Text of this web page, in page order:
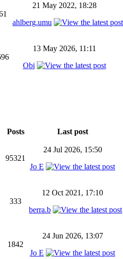
21 May 2022, 18:28
ahlberg.umu
13 May 2026, 11:11
Obi
Posts
Last post
95321
24 Jul 2026, 15:50
Jo E
333
12 Oct 2021, 17:10
berra.b
1842
24 Jun 2026, 13:07
Jo E